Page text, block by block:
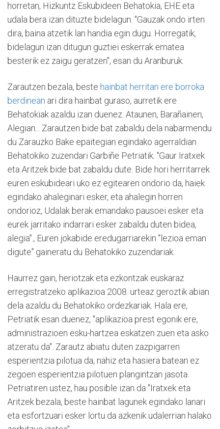
horretan, Hizkuntz Eskubideen Behatokia, EHE eta
udala bera izan dituzte bidelagun. "Gauzak ondo irten
dira, baina atzetik lan handia egin dugu. Horregatik,
bidelagun izan ditugun guztiei eskerrak ematea
besterik ez zaigu geratzen", esan du Aranburuk.
Zarautzen bezala, beste hainbat herritan ere borroka
berdinean ari dira hainbat guraso, aurretik ere
Behatokiak azaldu izan duenez. Ataunen, Barañainen,
Alegian... Zarautzen bide bat zabaldu dela nabarmendu
du Zarauzko Bake epaitegian egindako agerraldian
Behatokiko zuzendari Garbiñe Petriatik. "Gaur Iratxek
eta Aritzek bide bat zabaldu dute. Bide hori herritarrek
euren eskubideari uko ez egitearen ondorio da, haiek
egindako ahaleginari esker, eta ahalegin horren
ondorioz, Udalak berak emandako pausoei esker eta
eurek jarritako indarrari esker zabaldu duten bidea,
alegia"., Euren jokabide eredugarriarekin "lezioa eman
digute" gaineratu du Behatokiko zuzendariak.
Haurrez gain, heriotzak eta ezkontzak euskaraz
erregistratzeko aplikazioa 2008. urteaz geroztik abian
dela azaldu du Behatokiko ordezkariak. Hala ere,
Petriatik esan duenez, "aplikazioa prest egonik ere,
administrazioen esku-hartzea eskatzen zuen eta asko
atzeratu da". Zarautz abiatu duten zazpigarren
esperientzia pilotua da, nahiz eta hasiera batean ez
zegoen esperientzia pilotuen plangintzan jasota.
Petriatiren ustez, hau posible izan da "Iratxek eta
Aritzek bezala, beste hainbat lagunek egindako lanari
eta esfortzuari esker lortu da azkenik udalerrian halako